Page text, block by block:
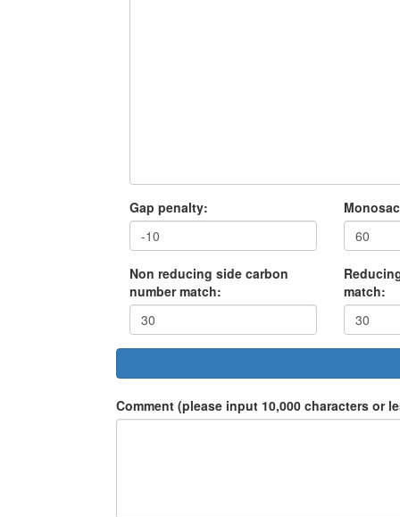
Gap penalty:
Non reducing side carbon
number match:
match:
Comment (please input 10,000 characters or